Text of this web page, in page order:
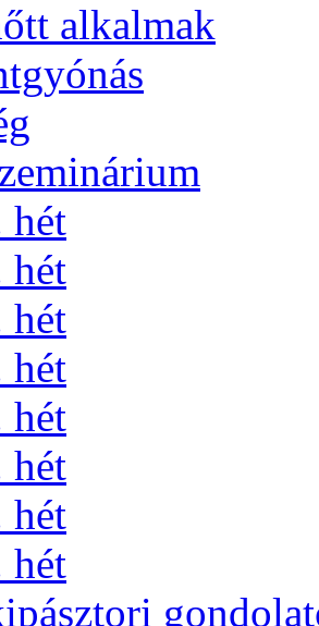
alkalmak
hét
hét
hét
hét
hét
hét
hét
hét